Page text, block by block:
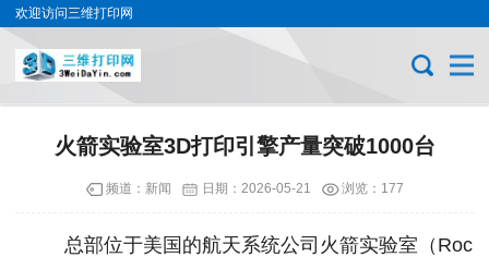
欢迎访问三维打印网
火箭实验室3D打印引擎产量突破1000台
频道： 新闻 日期： 2026-05-21 浏览：177
总部位于美国的航天系统公司火箭实验室（Roc